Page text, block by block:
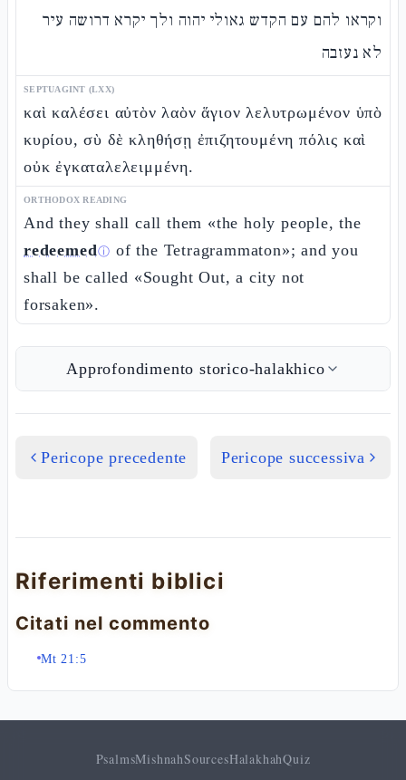
וקראו להם עם הקדש גאולי יהוה ולך יקרא דרושה עיר
לא נעזבה
SEPTUAGINT (LXX)
καὶ καλέσει αὐτὸν λαὸν ἅγιον λελυτρωμένον ὑπὸ
κυρίου, σὺ δὲ κληθήσῃ ἐπιζητουμένη πόλις καὶ
οὐκ ἐγκαταλελειμμένη.
ORTHODOX READING
And they shall call them «the holy people, the
redeemedⓘ of the Tetragrammaton»; and you
shall be called «Sought Out, a city not
forsaken».
Approfondimento storico-halakhico
Pericope precedente Pericope successiva
Riferimenti biblici
Citati nel commento
Mt 21:5
PsalmsMishnahSourcesHalakhahQuiz